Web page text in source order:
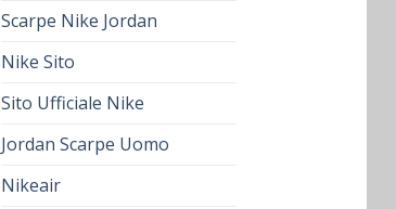
Scarpe Nike Jordan
Nike Sito
Sito Ufficiale Nike
Jordan Scarpe Uomo
Nikeair